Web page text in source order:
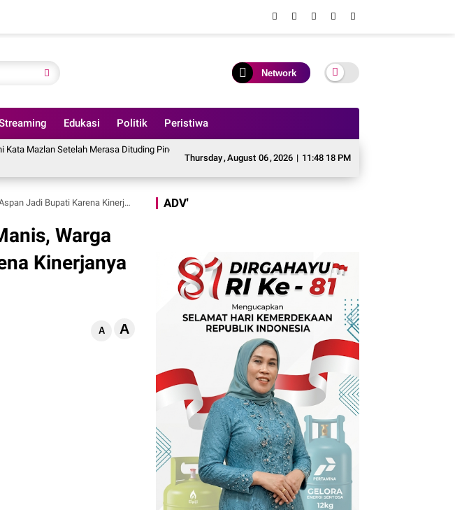
Network
Edukasi Politik Peristiwa
Thursday,August 06,2026 | 11:48 20 PM
Merasa Dituding Pindahkan Anggaran Perbaikan Jalan Simpang Betung - Pintas ke Jalan Padang Lamo
Karena Kinerjanya Sudah Terbukti
Warga
Kinerjanya
A A
ADV'